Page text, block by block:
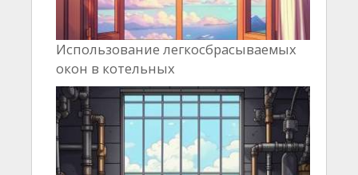
Использование легкосбрасываемых
окон в котельных